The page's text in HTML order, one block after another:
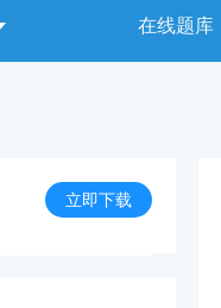
在线题库
立即下载